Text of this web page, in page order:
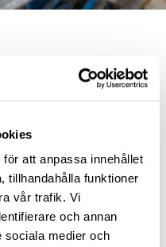
att anpassa innehållet
tillhandahålla funktioner
vår trafik. Vi
och annan
sociala medier och